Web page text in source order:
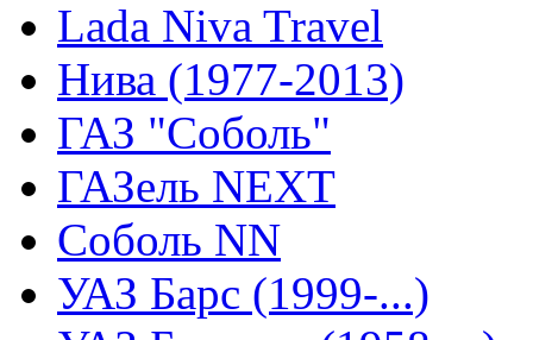
Lada Niva Travel
Нива (1977-2013)
ГАЗ "Соболь"
ГАЗель NEXT
Соболь NN
УАЗ Барс (1999-...)